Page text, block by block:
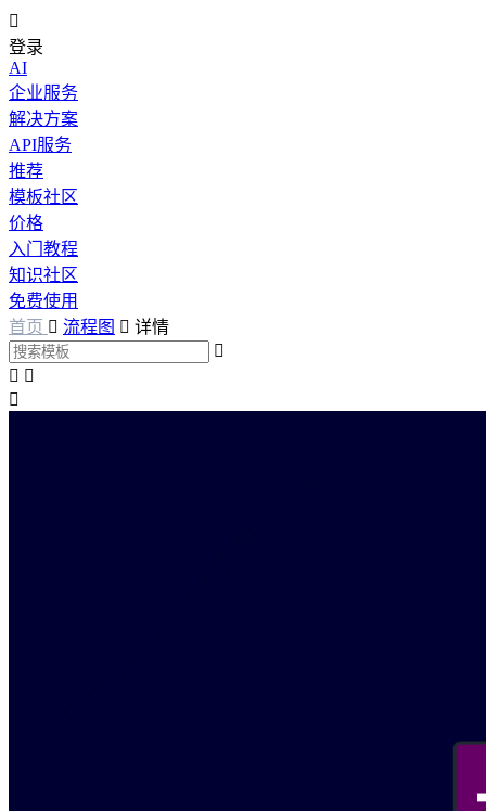

登录
AI
企业服务
解决方案
API服务
推荐
模板社区
价格
入门教程
知识社区
免费使用
首页  流程图  详情

 
